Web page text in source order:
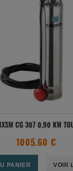
CG 307 0,90 KW
1005.60 €
PANIER VOIR